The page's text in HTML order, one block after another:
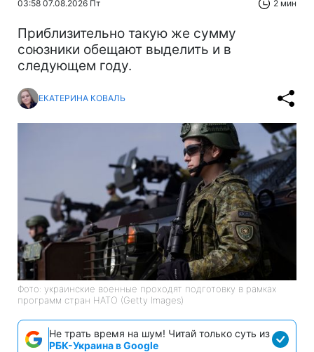
03:58 07.08.2026 Пт 2 мин
Приблизительно такую же сумму
союзники обещают выделить и в
следующем году.
ЕКАТЕРИНА КОВАЛЬ
Фото: украинские военные проходят подготовку в рамках
программ стран НАТО (Getty Images)
Не трать время на шум! Читай только суть из
РБК-Украина в Google